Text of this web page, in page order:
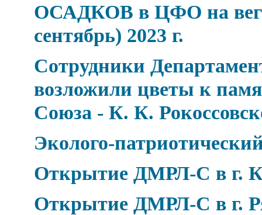
ОСАДКОВ в ЦФО на
сентябрь) 2023 г.
Сотрудники
возложили цветы к
Союза - К. К.
Эколого-
Открытие ДМРЛ-С в г.
Открытие ДМРЛ-С в г.